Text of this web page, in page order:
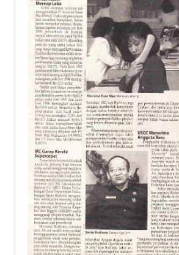
Alamat
Rekening
Reseller